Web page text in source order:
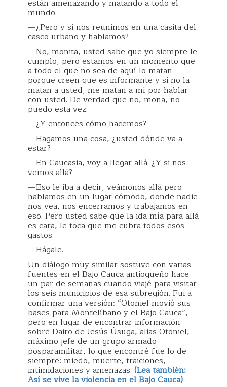
están amenazando y matando a todo el
mundo.
—¿Pero y si nos reunimos en una casita del
casco urbano y hablamos?
—No, monita, usted sabe que yo siempre le
cumplo, pero estamos en un momento que
a todo el que no sea de aquí lo matan
porque creen que es informante y si no la
matan a usted, me matan a mí por hablar
con usted. De verdad que no, mona, no
puedo esta vez.
—¿Y entonces cómo hacemos?
—Hagamos una cosa, ¿usted dónde va a
estar?
—En Caucasia, voy a llegar allá. ¿Y si nos
vemos allá?
—Eso le iba a decir, veámonos allá pero
hablamos en un lugar cómodo, donde nadie
nos vea, nos encerramos y trabajamos en
eso. Pero usted sabe que la ida mía para allá
es cara, le toca que me cubra todos esos
gastos.
—Hágale.
Un diálogo muy similar sostuve con varias
fuentes en el Bajo Cauca antioqueño hace
un par de semanas cuando viajé para visitar
los seis municipios de esa subregión. Fui a
confirmar una versión: “Otoniel movió sus
bases para Montelíbano y el Bajo Cauca”,
pero en lugar de encontrar información
sobre Dairo de Jesús Úsuga, alias Otoniel,
máximo jefe de un grupo armado
posparamilitar, lo que encontré fue lo de
siempre: miedo, muerte, traiciones,
intimidaciones y amenazas. (Lea también:
Así se vive la violencia en el Bajo Cauca)